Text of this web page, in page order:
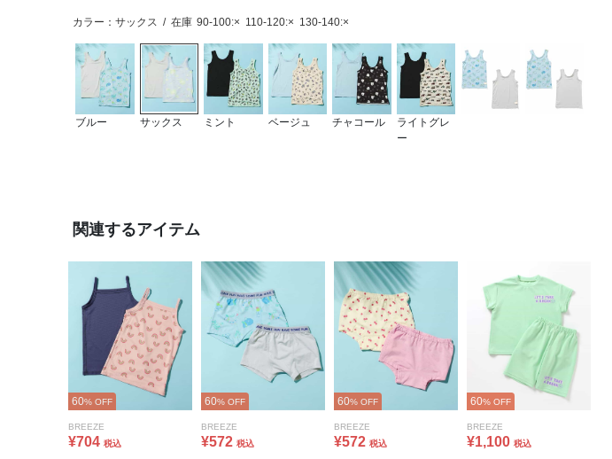
カラー：サックス / 在庫 90-100:× 110-120:× 130-140:×
ブルー サックス ミント ベージュ チャコール
ライトグレ
ー
関連するアイテム
60% OFF
BREEZE
¥704 税込
60% OFF
BREEZE
¥572 税込
60% OFF
BREEZE
¥572 税込
60% OFF
BREEZE
¥1,100 税込